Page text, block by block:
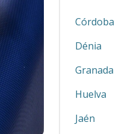
Córdoba
Dénia
Granada
Huelva
Jaén